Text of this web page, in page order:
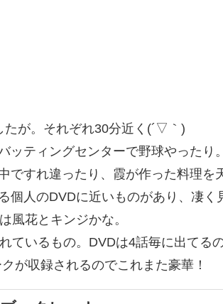
が。それぞれ30分近く(´▽｀)
ッティングセンターで野球やったり
すれ違ったり、霞が作った料理を
人のDVDに近いものがあり、凄く
花とキンジかな。
ているもの。DVDは4話毎に出てる
が収録されるのでこれまた豪華！